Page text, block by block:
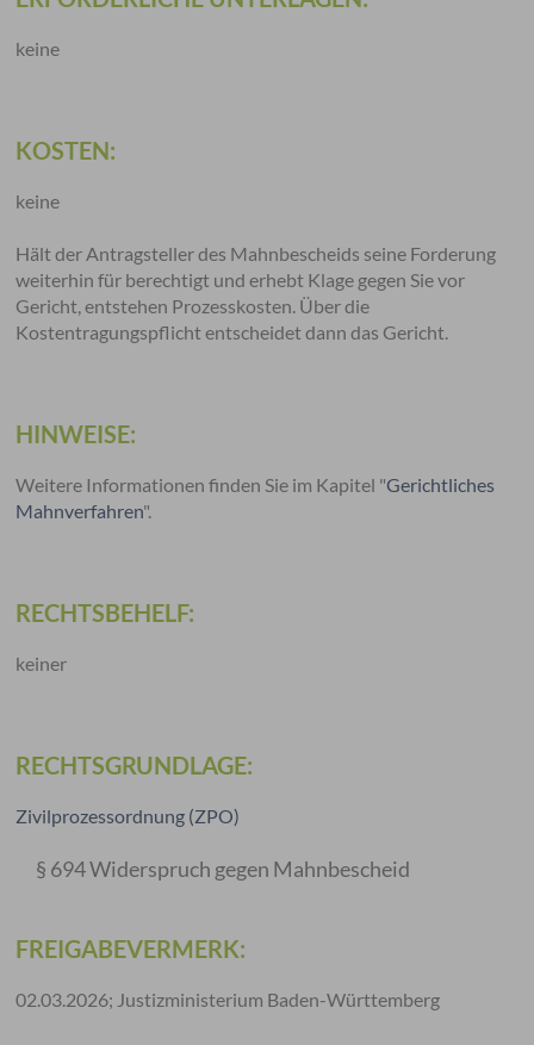
keine
KOSTEN:
keine
Hält der Antragsteller des Mahnbescheids seine Forderung
weiterhin für berechtigt und erhebt Klage gegen Sie vor
Gericht, entstehen Prozesskosten. Über die
Kostentragungspflicht entscheidet dann das Gericht.
HINWEISE:
Weitere Informationen finden Sie im Kapitel "Gerichtliches
Mahnverfahren".
RECHTSBEHELF:
keiner
RECHTSGRUNDLAGE:
Zivilprozessordnung (ZPO)
§ 694Widerspruch gegen Mahnbescheid
FREIGABEVERMERK:
02.03.2026; Justizministerium Baden-Württemberg